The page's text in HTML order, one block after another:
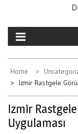
Home
Izmir Rastgele
Izmir
Uygulaması